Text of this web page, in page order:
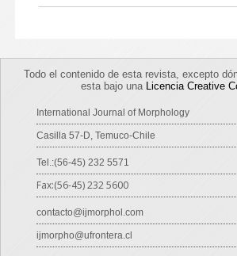
Todo el contenido de esta revista, excepto
esta bajo una Licencia Creative
International Journal of Morphology
Casilla 57-D, Temuco-Chile
Tel.:(56-45) 232 5571
Fax:(56-45) 232 5600
contacto@ijmorphol.com
ijmorpho@ufrontera.cl